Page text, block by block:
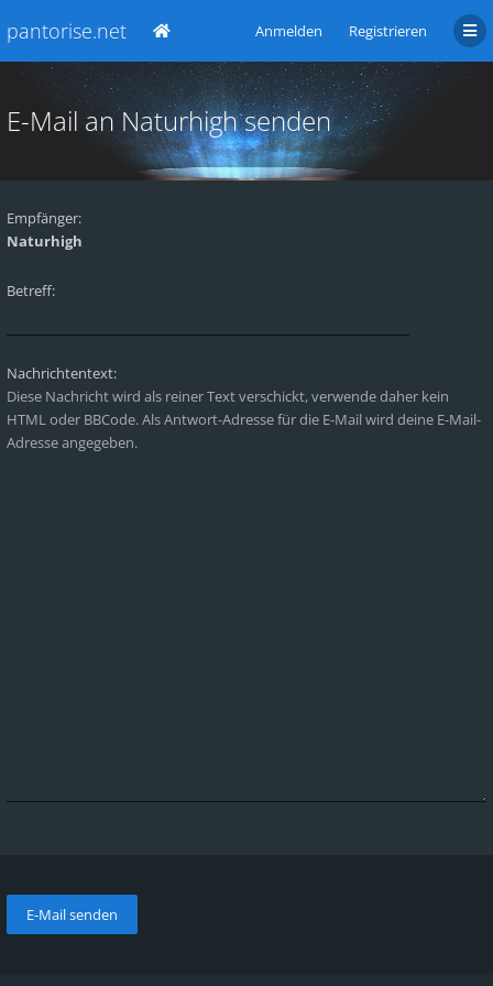
pantorise.net Anmelden Registrieren
E-Mail an Naturhigh senden
Empfänger:
Naturhigh
Betreff:
Nachrichtentext:
Diese Nachricht wird als reiner Text verschickt, verwende daher kein
HTML oder BBCode. Als Antwort-Adresse für die E-Mail wird deine E-Mail-
Adresse angegeben.